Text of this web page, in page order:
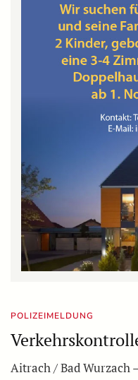
POLIZEIMELDUNG
Aitrach / Bad Wurzach